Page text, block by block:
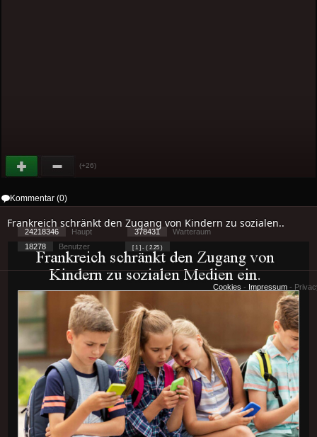
(+26)
Kommentar (0)
Frankreich schränkt den Zugang von Kindern zu sozialen..
24218346 Haupt 378431
Warteraum
18278
Benutzer [ 1 ] - ( 2.25 )
Cookies - Impressum -